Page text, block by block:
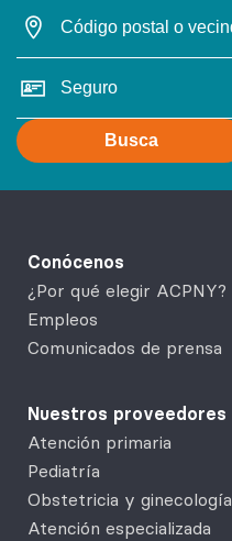
Busca
Conócenos
¿Por qué elegir ACPNY?
Empleos
Comunicados de prensa
Nuestros proveedores
Atención primaria
Pediatría
Obstetricia y ginecología
Atención especializada